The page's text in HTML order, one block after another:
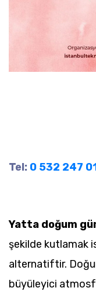
Tel: 0 532 247
Yatta doğum
şekilde kutlamak
alternatiftir.
büyüleyici